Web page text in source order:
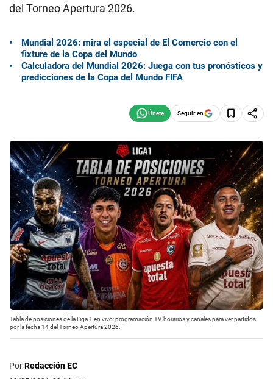
del Torneo Apertura 2026.
Mundial 2026: mira el especial de El Comercio con el
fixture de la Copa del Mundo
Calculadora del Mundial 2026: Juega con tus pronósticos y
predicciones de la Copa del Mundo FIFA
Seguir en
Tabla de posiciones de la Liga 1 en vivo: programación TV, horarios y canales para ver partidos
por la fecha 14 del Torneo Apertura 2026.
PorRedacción EC